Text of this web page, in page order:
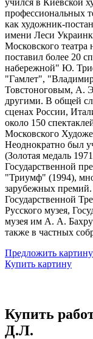
профессиональных
как художник-
имени Леси
Московского театра
поставил более 20
набережной" Ю.
"Гамлет",
Товстоноговым, А.
другими. В общей
сценах России,
около 150
Московского
Неоднократно был
(Золотая медаль
Государственной
"Триумф" (1994),
зарубежных премий.
Государственной
Русского музея,
музея им А. А.
также в частных
Предложить картину
Купить картину
Купить
Д.Л.